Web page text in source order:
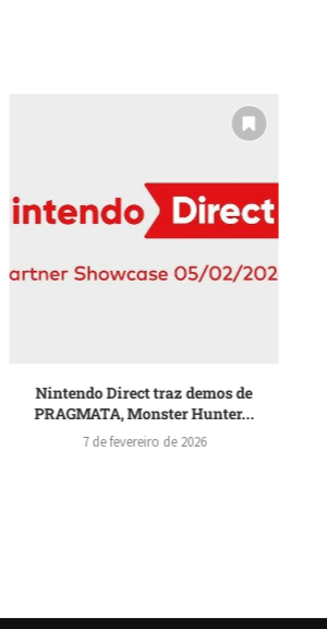
Resident Evil Showcase: Terror, Ação
e Colaborações Surpreendentes...
18 de janeiro de 2026